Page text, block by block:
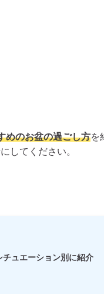
めのお盆の過ごし方を
してください。
チュエーション別に紹介